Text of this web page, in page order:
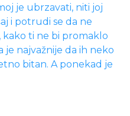
je ubrzavati, niti joj
i potrudi se da ne
kako ti ne bi promaklo
je najvažnije da ih neko
bitan. A ponekad je